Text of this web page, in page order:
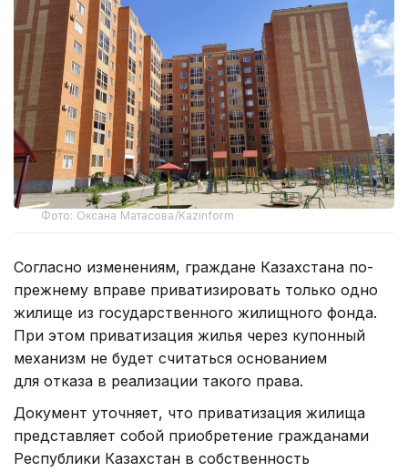
Фото: Оксана Матасова/Kazinform
Согласно изменениям, граждане Казахстана по-
прежнему вправе приватизировать только одно
жилище из государственного жилищного фонда.
При этом приватизация жилья через купонный
механизм не будет считаться основанием
для отказа в реализации такого права.
Документ уточняет, что приватизация жилища
представляет собой приобретение гражданами
Республики Казахстан в собственность